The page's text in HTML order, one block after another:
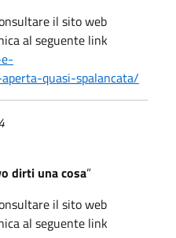
il sito web
al seguente link
quasi-spalancata/
dirti una cosa”
il sito web
al seguente link